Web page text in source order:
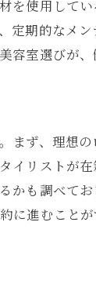
ごとのケアア
きヘアケアの
美容室の選
を実現するプ
良いスタイル
のヘアケアル
使用して
期的なメ
室選びが
ず、理想
リストが
も調べて
進むこと